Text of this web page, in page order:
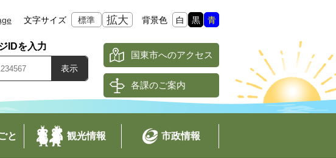
文字サイズ 標準 拡大 背景色 白 黒 青
IDを入力
国東市へのアクセス
各課のご案内
と 観光情報 市政情報